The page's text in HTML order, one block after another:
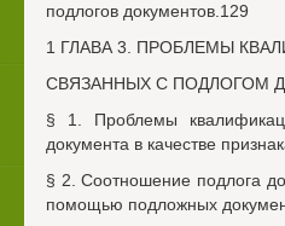
подлогов документов.129
1 ГЛАВА 3. ПРОБЛЕМЫ
СВЯЗАННЫХ С ПОДЛОГОМ
§ 1. Проблемы
документа в качестве
§ 2. Соотношение подлога
помощью подложных